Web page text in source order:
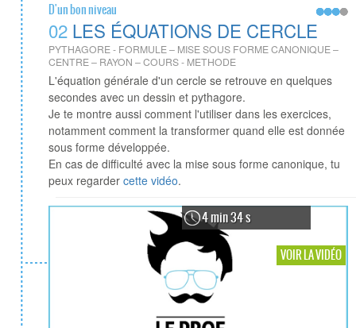
D'un bon niveau
02 LES ÉQUATIONS DE CERCLE
PYTHAGORE - FORMULE – MISE SOUS FORME CANONIQUE –
CENTRE – RAYON – COURS - METHODE
L'équation générale d'un cercle se retrouve en quelques
secondes avec un dessin et pythagore.
Je te montre aussi comment l'utiliser dans les exercices,
notamment comment la transformer quand elle est donnée
sous forme développée.
En cas de difficulté avec la mise sous forme canonique, tu
peux regardercette vidéo.
4 min 34 s
VOIR LA VIDÉO